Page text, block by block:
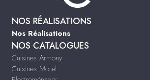
NOS RÉALISATIONS
Nos Réalisations
NOS CATALOGUES
Cuisines Armony
Cuisines Morel